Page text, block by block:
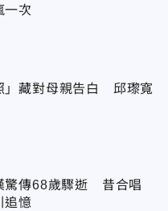
一次
」藏對母親告白 邱瓈寬
驚傳68歲驟逝 昔合唱
追憶